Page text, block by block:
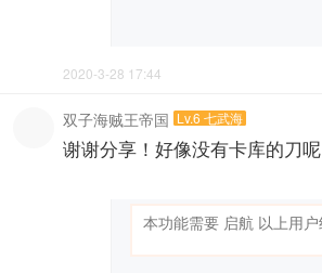
2020-3-28 17:44
双子海贼王帝国 Lv.6 七武海
谢谢分享！好像没有卡库的刀呢